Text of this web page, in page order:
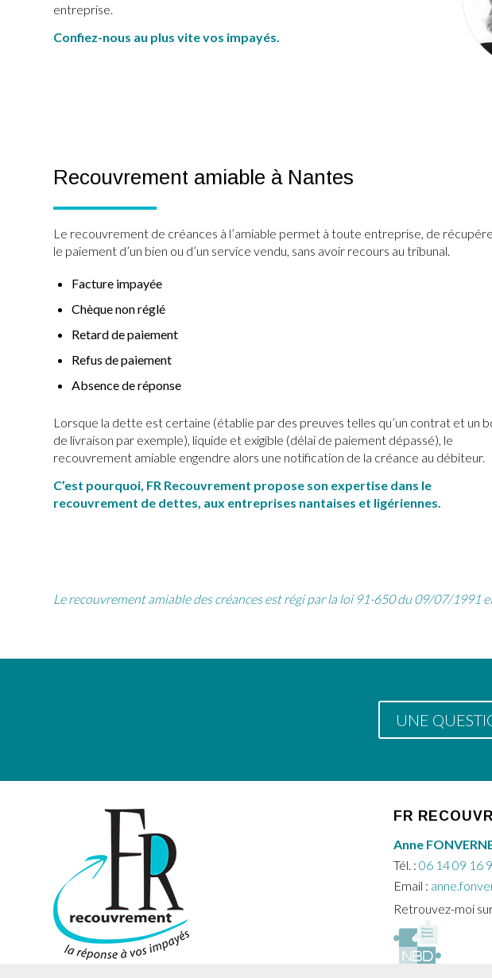
entreprise.
Confiez-nous au plus vite vos impayés.
Recouvrement amiable à Nantes
Le recouvrement de créances à l’amiable permet à toute entreprise, de
le paiement d’un bien ou d’un service vendu, sans avoir recours au tribunal.
Facture impayée
Chèque non réglé
Retard de paiement
Refus de paiement
Absence de réponse
Lorsque la dette est certaine (établie par des preuves telles qu’un contrat et un
de livraison par exemple), liquide et exigible (délai de paiement dépassé), le
recouvrement amiable engendre alors une notification de la créance au débiteur.
C’est pourquoi, FR Recouvrement propose son expertise dans le
recouvrement de dettes, aux entreprises nantaises et ligériennes.
Le recouvrement amiable des créances est régi par la loi 91-650 du 09/07/1991
UNE
FR
Anne
Tél. : 06 14 09 16
Email :
Retrouvez-moi